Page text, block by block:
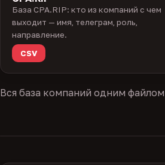
База CPA.RIP: кто из компаний с чем
выходит — имя, телеграм, роль,
направление.
CSV
Вся база компаний одним